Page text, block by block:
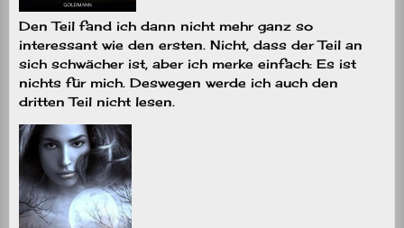
Den Teil fand ich dann nicht mehr ganz so
interessant wie den ersten. Nicht, dass der Teil an
sich schwächer ist, aber ich merke einfach: Es ist
nichts für mich. Deswegen werde ich auch den
dritten Teil nicht lesen.